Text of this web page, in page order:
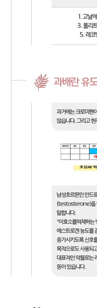
1. 고날
3. 폴리
5. 레코
과배란 유
과거에는 크로미펜
않습니다. 그리고
남성호르몬인 안
(testosterone)을
말합니다.
*이효소를억제하는
에스트로겐 농도를
증가시키도록 신호
목적으로도 사용되
대표적인 약물로
등이 있습니다.